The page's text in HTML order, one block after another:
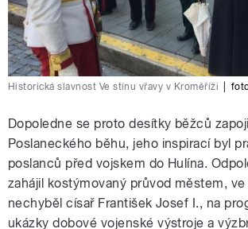
Historická slavnost Ve stínu vřavy v Kroměříži
Dopoledne se proto desítky běžců
Poslaneckého běhu, jeho inspirací byl
poslanců před vojskem do Hulína.
zahájil kostýmovaný průvod městem,
nechyběl císař František Josef I., na
ukázky dobové vojenské výstroje a